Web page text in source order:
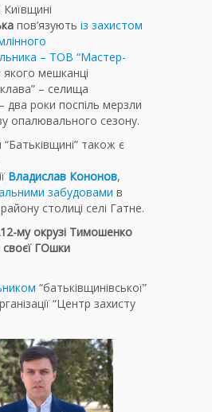
пов’язують із захистом
– ТОВ “Мастер-
якого мешканці
– селища
два роки поспіль мерзли
опалювального сезону.
“Батьківщині” також є
Владислав Кононов,
забудовами в
столиці селі Гатне.
му окрузі Тимошенко
своєї ГОшки
“батьківщинівської”
“Центр захисту